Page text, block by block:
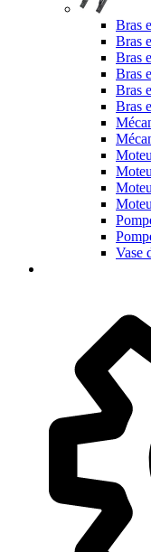
Bras
Bras
Bras
Bras
Bras
Bras
Vase